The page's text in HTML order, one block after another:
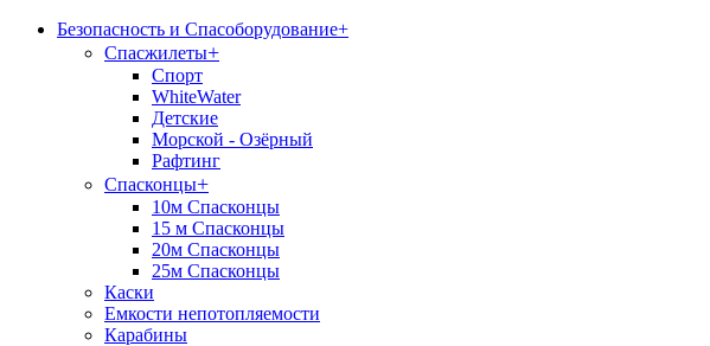
Безопасность и Спасоборудование+
Спасжилеты+
Спорт
WhiteWater
Детские
Морской - Озёрный
Рафтинг
Спасконцы+
10м Спасконцы
15 м Спасконцы
20м Спасконцы
25м Спасконцы
Каски
Емкости непотопляемости
Карабины